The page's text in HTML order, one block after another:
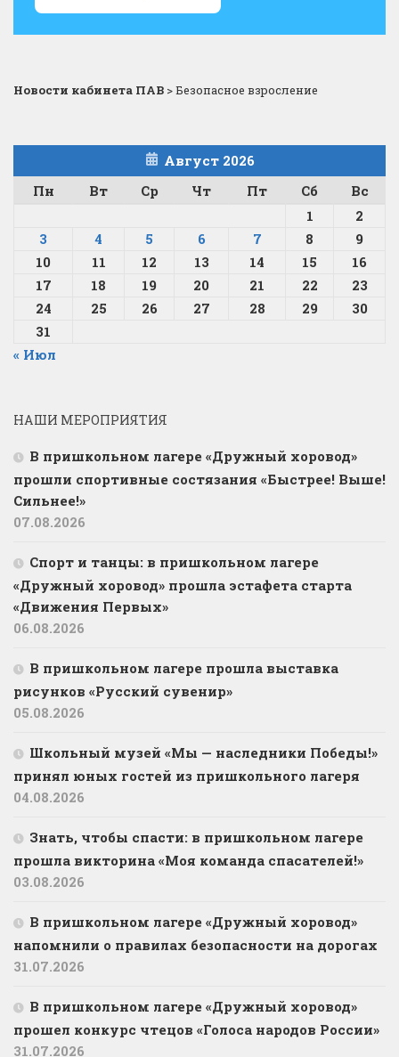
Новости кабинета ПАВ >Безопасное взросление
Август 2026
Пн
Вт Ср Чт Пт Сб
Вс
1
2
3
4 5 6 7 8
9
10
11 12 13 14 15
16
17
18 19 20 21 22
23
24
25 26 27 28 29
30
31
« Июл
НАШИ МЕРОПРИЯТИЯ
В пришкольном лагере «Дружный хоровод»
прошли спортивные состязания «Быстрее! Выше!
Сильнее!»
07.08.2026
Спорт и танцы: в пришкольном лагере
«Дружный хоровод» прошла эстафета старта
«Движения Первых»
06.08.2026
В пришкольном лагере прошла выставка
рисунков «Русский сувенир»
05.08.2026
Школьный музей «Мы — наследники Победы!»
принял юных гостей из пришкольного лагеря
04.08.2026
Знать, чтобы спасти: в пришкольном лагере
прошла викторина «Моя команда спасателей!»
03.08.2026
В пришкольном лагере «Дружный хоровод»
напомнили о правилах безопасности на дорогах
31.07.2026
В пришкольном лагере «Дружный хоровод»
прошел конкурс чтецов «Голоса народов России»
31.07.2026